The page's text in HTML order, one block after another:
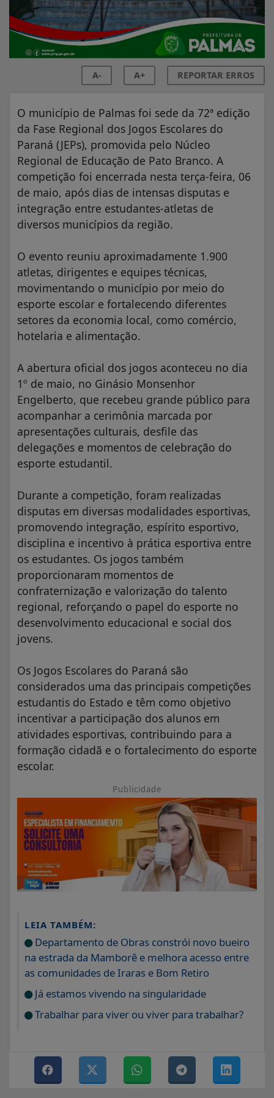
A- A+ REPORTAR ERROS
O município de Palmas foi sede da 72ª edição
da Fase Regional dos Jogos Escolares do
Paraná (JEPs), promovida pelo Núcleo
Regional de Educação de Pato Branco. A
competição foi encerrada nesta terça-feira, 06
de maio, após dias de intensas disputas e
integração entre estudantes-atletas de
diversos municípios da região.
O evento reuniu aproximadamente 1.900
atletas, dirigentes e equipes técnicas,
movimentando o município por meio do
esporte escolar e fortalecendo diferentes
setores da economia local, como comércio,
hotelaria e alimentação.
A abertura oficial dos jogos aconteceu no dia
1º de maio, no Ginásio Monsenhor
Engelberto, que recebeu grande público para
acompanhar a cerimônia marcada por
apresentações culturais, desfile das
delegações e momentos de celebração do
esporte estudantil.
Durante a competição, foram realizadas
disputas em diversas modalidades esportivas,
promovendo integração, espírito esportivo,
disciplina e incentivo à prática esportiva entre
os estudantes. Os jogos também
proporcionaram momentos de
confraternização e valorização do talento
regional, reforçando o papel do esporte no
desenvolvimento educacional e social dos
jovens.
Os Jogos Escolares do Paraná são
considerados uma das principais competições
estudantis do Estado e têm como objetivo
incentivar a participação dos alunos em
atividades esportivas, contribuindo para a
formação cidadã e o fortalecimento do esporte
escolar.
Publicidade
LEIA TAMBÉM:
Departamento de Obras constrói novo bueiro
na estrada da Mamborê e melhora acesso entre
as comunidades de Iraras e Bom Retiro
Já estamos vivendo na singularidade
Trabalhar para viver ou viver para trabalhar?